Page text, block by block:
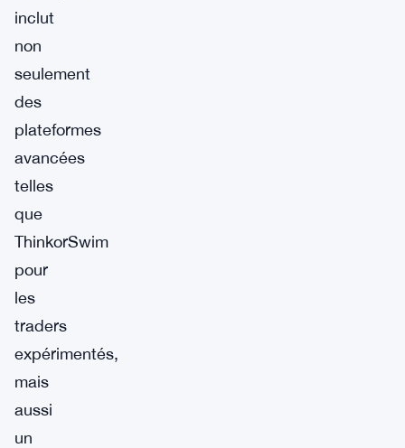
inclut
non
seulement
des
plateformes
avancées
telles
que
ThinkorSwim
pour
les
traders
expérimentés,
mais
aussi
un